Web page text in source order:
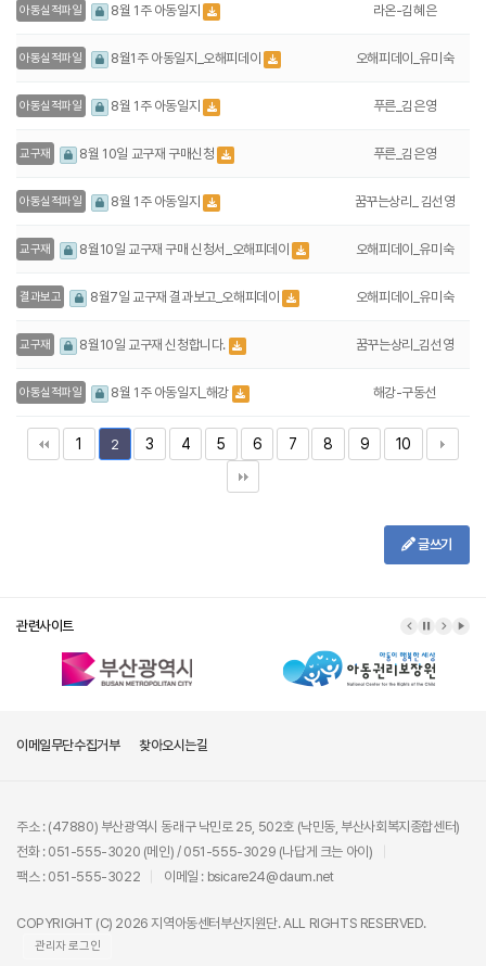
아동실적파일 8월 1주 아동일지 라온-김혜은
아동실적파일 8월1주 아동일지_오해피데이 오해피데이_유미숙
아동실적파일 8월 1주 아동일지 푸른_김은영
교구재 8월 10일 교구재 구매신청 푸른_김은영
아동실적파일 8월 1주 아동일지 꿈꾸는상리_ 김선영
교구재 8월10일 교구재 구매 신청서_오해피데이 오해피데이_유미숙
결과보고 8월7일 교구재 결과보고_오해피데이 오해피데이_유미숙
교구재 8월10일 교구재 신청합니다. 꿈꾸는상리_김선영
아동실적파일 8월 1주 아동일지_해강 해강-구동선
1 2 3 4 5 6 7 8 9 10
글쓰기
관련사이트
이메일무단수집거부 찾아오시는길
주소 : (47880) 부산광역시 동래구 낙민로 25, 502호 (낙민동, 부산사회복지종합센터)
전화 : 051-555-3020 (메인) / 051-555-3029 (나답게 크는 아이)
팩스 : 051-555-3022
이메일 : bsicare24@daum.net
COPYRIGHT (C) 2026 지역아동센터부산지원단. ALL RIGHTS RESERVED.
관리자 로그인